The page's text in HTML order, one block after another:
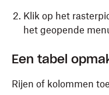
Klik op het
het geopende
Een tabel
Rijen of kolommen